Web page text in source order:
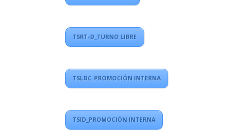
TSRT-D_TURNO LIBRE
TSLDC_PROMOCIÓN INTERNA
TSID_PROMOCIÓN INTERNA